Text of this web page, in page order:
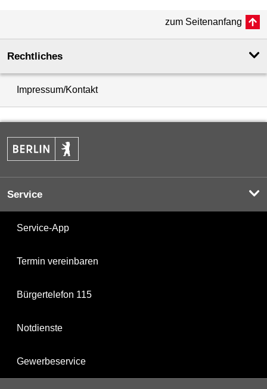
zum Seitenanfang
Rechtliches
Impressum/Kontakt
Service
Service-App
Termin vereinbaren
Bürgertelefon 115
Notdienste
Gewerbeservice